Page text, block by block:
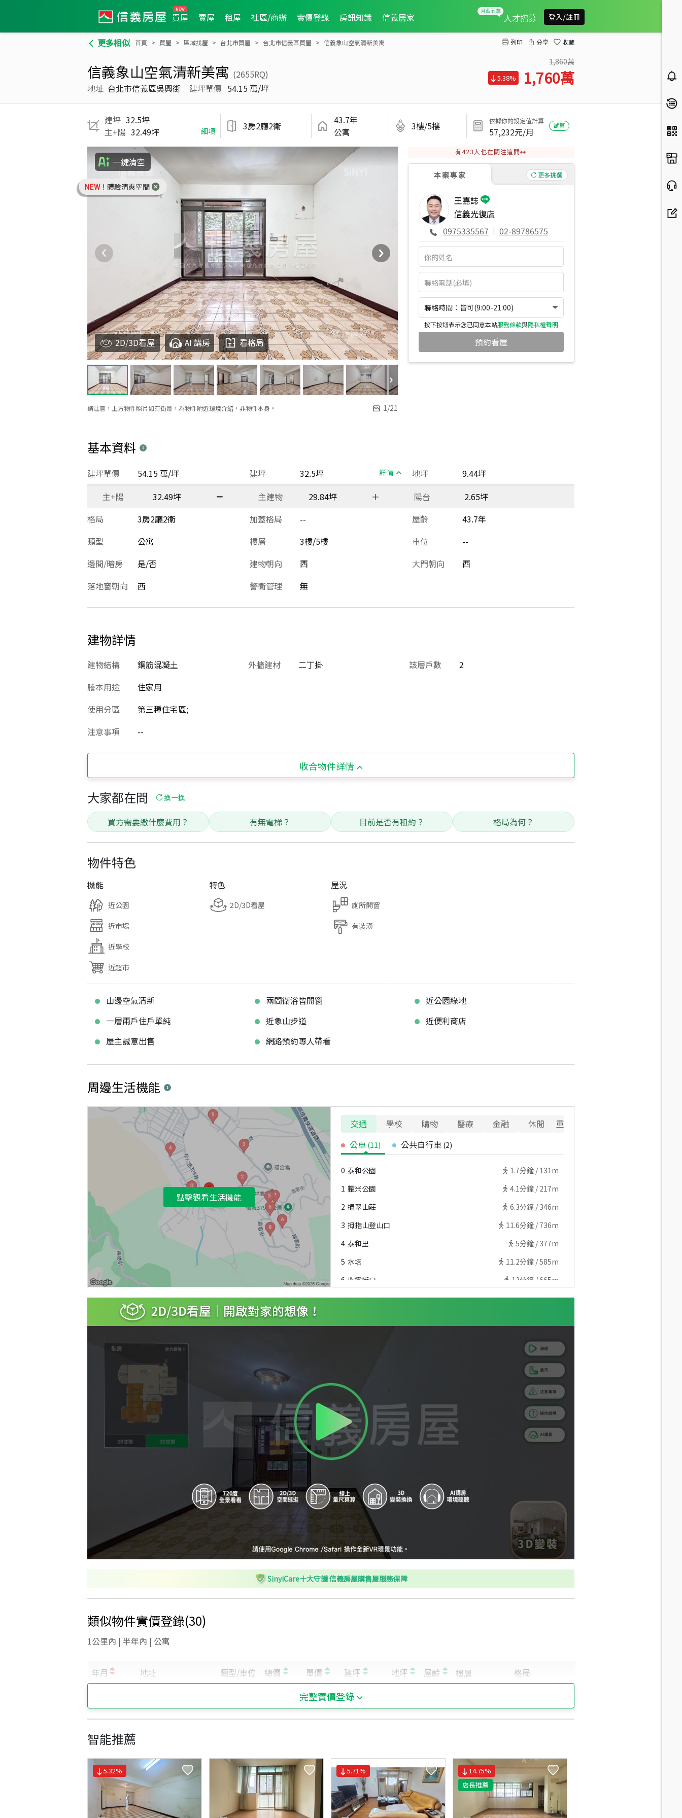
買屋 賣屋 租屋 社區/商辦 實價登錄 房訊知識 信義居家 人才招募 登入/註冊
更多相似 首頁 買屋 區域找屋 台北市買屋 台北市信義區買屋 信義象山空氣清新美寓 列印 分享 收藏
信義象山空氣清新美寓 (2655RQ)
地址 台北市信義區吳興街 建坪單價 54.15 萬/坪
1,860萬
5.38% 1,760萬
建坪 32.5坪
主+陽 32.49坪 細項 3房2廳2衛
43.7年
公寓
3樓/5樓 依據你的設定值計算
57,232元/月
試算
一鍵清空
NEW！ 體驗清爽空間
請注意，上方物件照片如有街景，為物件附近環境介紹，非物件本身。 1/21
2D/3D看屋 AI 講房 看格局
有423 人也在關注這間👀
本案專家 更多挑選
王嘉誌
信義光復店
0975335567 | 02-89786575
聯絡時間：皆可(9:00-21:00)
按下按鈕表示您已同意本站服務條款與隱私權聲明
預約看屋
基本資料
建坪 32.5坪 詳情
建坪單價 54.15 萬/坪 地坪
9.44坪
主+陽
32.49坪 ＝ 主建物 29.84坪 ＋ 陽台
2.65坪
格局
3房2廳2衛 加蓋格局 -- 屋齡
43.7年
類型
公寓 樓層 3樓/5樓 車位
--
邊間/暗房
是/否 建物朝向 西 大門朝向
西
落地窗朝向
西 警衛管理 無
建物詳情
建物結構 鋼筋混凝土 外牆建材 二丁掛 該層戶數
2
謄本用途
住家用
使用分區
第三種住宅區;
注意事項
--
收合物件詳情
大家都在問 換一換
買方需要繳什麼費用？ 有無電梯？ 目前是否有租約？ 格局為何？
物件特色
機能
近公園
近市場
近學校
近超市
特色
2D/3D看屋
屋況
廁所開窗
有裝潢
山邊空氣清新 兩間衛浴皆開窗
近公園綠地
一層兩戶住戶單純
近象山步道
近便利商店
屋主誠意出售
網路預約專人帶看
周邊生活機能
點擊觀看生活機能
交通 學校 購物 醫療 金融 休閒
重要設施
公車 (11) 公共自行車 (2)
0 泰和公園 1.7分鐘 / 131m
1 糶米公園 4.1分鐘 / 217m
2 挹翠山莊 6.3分鐘 / 346m
3 拇指山登山口 11.6分鐘 / 736m
4 泰和里 5分鐘 / 377m
5 水塔 11.2分鐘 /585m
6 紫雲街口 13分鐘 /665m
7 景雲街 10.5分鐘 /597m
分鐘 /743m
SinyiCare十大守護 信義房屋購售屋服務保障
類似物件實價登錄(30)
1公里內 | 半年內 | 公寓
完整實價登錄
智能推薦
5.32% 5.71% 14.75%
店長推薦